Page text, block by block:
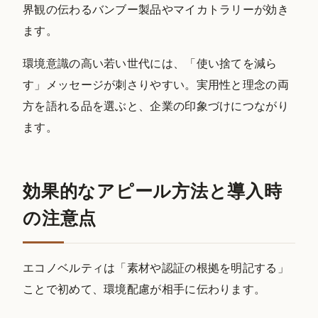
界観の伝わるバンブー製品やマイカトラリーが効き
ます。
環境意識の高い若い世代には、「使い捨てを減ら
す」メッセージが刺さりやすい。実用性と理念の両
方を語れる品を選ぶと、企業の印象づけにつながり
ます。
効果的なアピール方法と導入時
の注意点
エコノベルティは「素材や認証の根拠を明記する」
ことで初めて、環境配慮が相手に伝わります。